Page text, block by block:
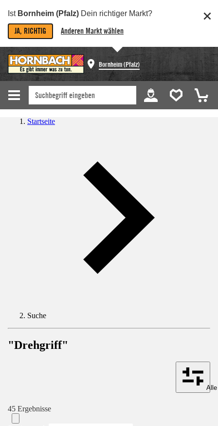
Ist Bornheim (Pfalz) Dein richtiger Markt?
JA, RICHTIG Anderen Markt wählen
Bornheim (Pfalz)
Startseite
Suche
"Drehgriff"
45 Ergebnisse